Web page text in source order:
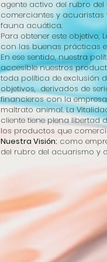
agente activo del rubro
comerciantes y
fauna acuática.
Para obtener este
con las buenas prácticas
En ese sentido, nuestra
accesible nuestros
toda política de exclusión
objetivos, derivados de
financieros con la
maltrato animal. La
cliente tiene plena libertad
los productos que
Nuestra Visión: como
del rubro del acuarismo y